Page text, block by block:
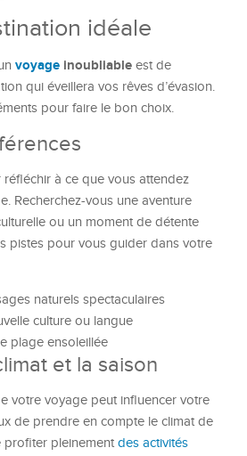
idéale
voyage inoubliable est de
qui éveillera vos rêves d’évasion.
pour faire le bon choix.
à ce que vous attendez
Recherchez-vous une aventure
ou un moment de détente
pistes pour vous guider dans votre
naturels spectaculaires
culture ou langue
plage ensoleillée
et la saison
votre voyage peut influencer votre
de prendre en compte le climat de
pleinement des activités